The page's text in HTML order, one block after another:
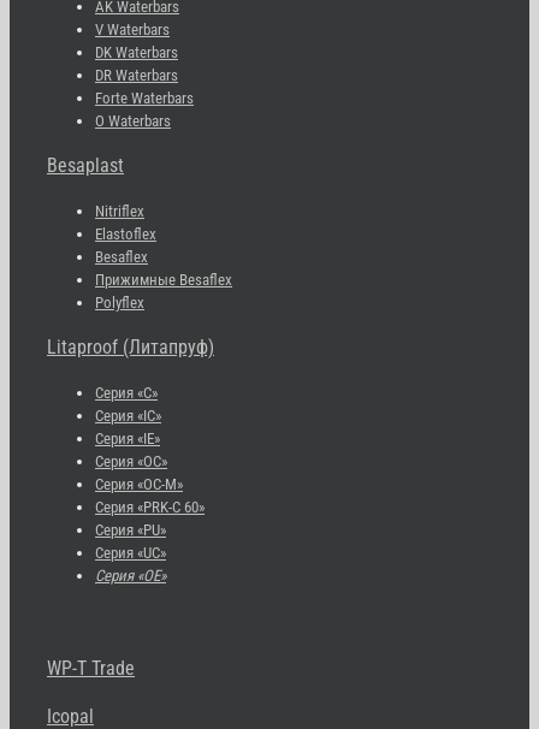
AK Waterbars
V Waterbars
DK Waterbars
DR Waterbars
Forte Waterbars
O Waterbars
Besaplast
Nitriflex
Elastoflex
Besaflex
Прижимные Besaflex
Polyflex
Litaproof (Литапруф)
Серия «С»
Серия «IC»
Серия «IE»
Серия «OC»
Серия «OC-M»
Серия «PRK-C 60»
Серия «PU»
Серия «UC»
Серия «OE»
WP-T Trade
Icopal